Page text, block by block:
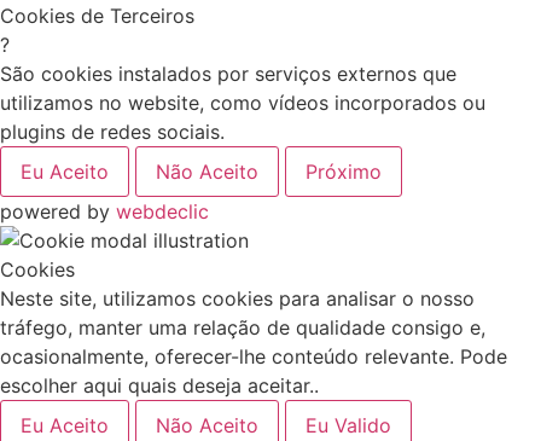
Cookies de Terceiros
?
São cookies instalados por serviços externos que
utilizamos no website, como vídeos incorporados ou
plugins de redes sociais.
Eu Aceito
Não Aceito
Próximo
powered by webdeclic
Cookies
Neste site, utilizamos cookies para analisar o nosso
tráfego, manter uma relação de qualidade consigo e,
ocasionalmente, oferecer-lhe conteúdo relevante. Pode
escolher aqui quais deseja aceitar..
Eu Aceito
Não Aceito Eu Valido